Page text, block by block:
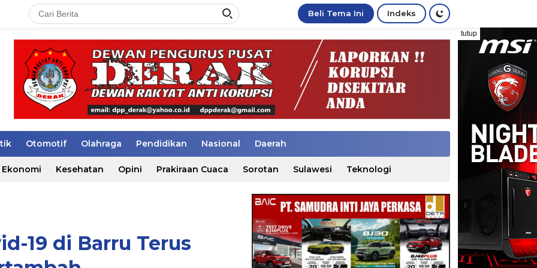
Beli Tema Ini Indeks
tutup
Otomotif Olahraga Pendidikan Nasional Daerah
Ekonomi Kesehatan Opini Prakiraan Cuaca Sorotan Sulawesi Teknologi
19 di Barru Terus